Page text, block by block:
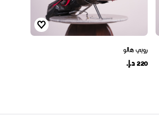
روبي هالو
220 د.إ.